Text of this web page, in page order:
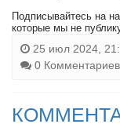
Подписывайтесь на
которые мы не
25 июл 2024,
0 Комментариев